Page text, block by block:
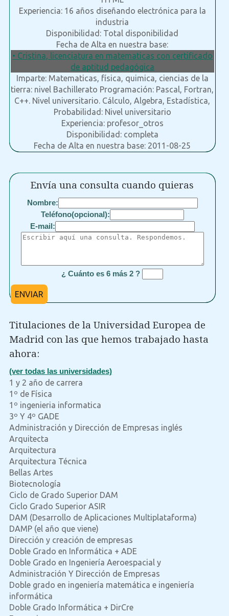
Experiencia: 16 años diseñando electrónica para la
industria
Disponibilidad: Total disponibilidad
Fecha de Alta en nuestra base:
• Cristina, licenciatura en matematicas con certificado
de aptitud pedagógica
Imparte: Matematicas, física, quimica, ciencias de la
tierra: nivel Bachillerato Programación: Pascal, Fortran,
C++. Nivel universitario. Cálculo, Algebra, Estadística,
Probabilidad: Nivel universitario
Experiencia: profesor_otros
Disponibilidad: completa
Fecha de Alta en nuestra base: 2011-08-25
Envía una consulta cuando quieras
Nombre:
Teléfono(opcional):
E-mail:
¿ Cuánto es 6 más 2 ?
ENVIAR
Titulaciones de la Universidad Europea de
Madrid con las que hemos trabajado hasta
ahora:
(ver todas las universidades)
1 y 2 año de carrera
1º de Física
1º ingenieria informatica
3º Y 4º GADE
Administración y Dirección de Empresas inglés
Arquitecta
Arquitectura
Arquitectura Técnica
Bellas Artes
Biotecnología
Ciclo de Grado Superior DAM
Ciclo Grado Superior ASIR
DAM (Desarrollo de Aplicaciones Multiplataforma)
DAMP (el año que viene)
Dirección y creación de empresas
Doble Grado en Informática + ADE
Doble Grado en Ingeniería Aeroespacial y
Administración Y Dirección de Empresas
Doble grado en ingeniería matemática e ingeniería
informática
Doble Grado Informática + DirCre